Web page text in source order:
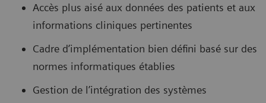
Accès plus aisé aux données des patients et aux
informations cliniques pertinentes
Cadre d’implémentation bien défini basé sur des
normes informatiques établies
Gestion de l’intégration des systèmes